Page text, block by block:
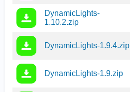
DynamicLights-
1.10.2.zip
DynamicLights-1.9.4.zip
DynamicLights-1.9.zip